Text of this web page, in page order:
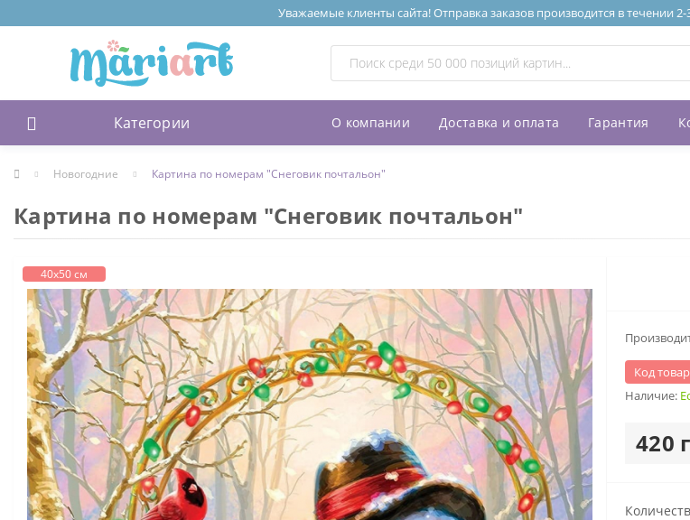
Уважаемые клиенты сайта! Отправка заказов производится в течении
Категории О компании Доставка и оплата Гарантия
Новогодние Картина по номерам "Снеговик почтальон"
Картина по номерам "Снеговик почтальон"
40х50 см
Код
Наличие:
420